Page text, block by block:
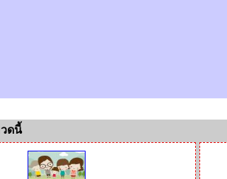
ดนี้